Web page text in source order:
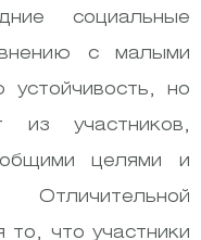
социальные
с малыми
но
из участников,
целями и
то, что участники